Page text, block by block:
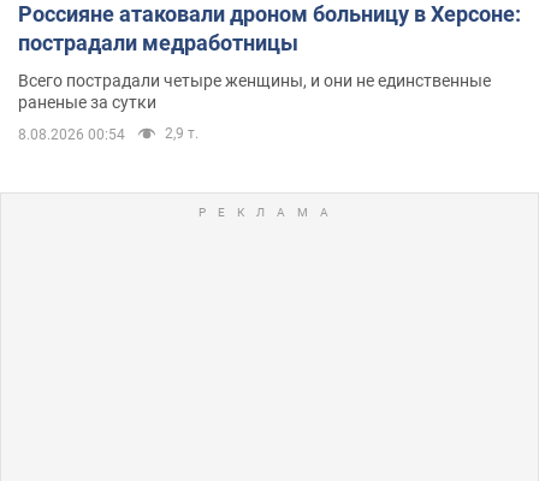
Россияне атаковали дроном больницу в Херсоне:
пострадали медработницы
Всего пострадали четыре женщины, и они не единственные
раненые за сутки
8.08.2026 00:54 2,9 т.